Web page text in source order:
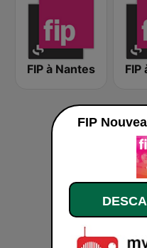
FIP à Nantes
FIP